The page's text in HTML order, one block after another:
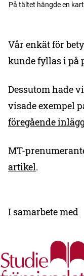
På tältet hängde en
Vår enkät för
kunde fyllas i på
Dessutom hade
visade exempel
föregående
MT-
artikel.
I samarbete med